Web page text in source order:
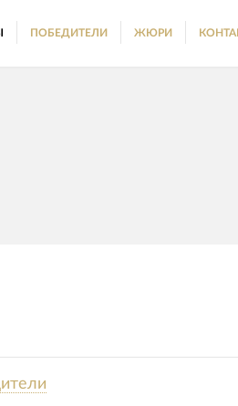
ПОБЕДИТЕЛИ ЖЮРИ